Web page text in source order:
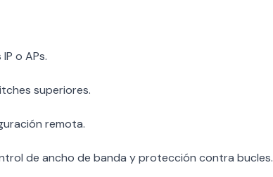
o APs.
superiores.
remota.
de ancho de banda y protección contra bucles.